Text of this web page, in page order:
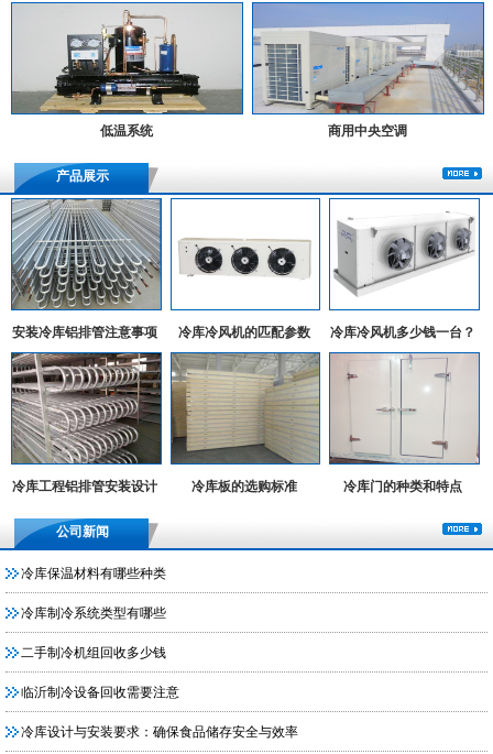
低温系统 商用中央空调
产品展示
安装冷库铝排管注意事项 冷库冷风机的匹配参数 冷库冷风机多少钱一台？
冷库工程铝排管安装设计
冷库板的选购标准 冷库门的种类和特点
公司新闻
冷库保温材料有哪些种类
冷库制冷系统类型有哪些
二手制冷机组回收多少钱
临沂制冷设备回收需要注意
冷库设计与安装要求：确保食品储存安全与效率